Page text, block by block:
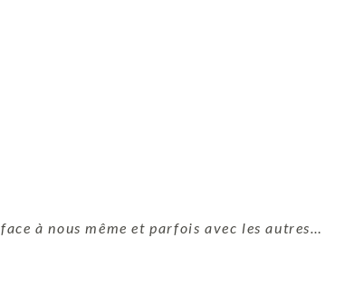
face à nous même et parfois avec les autres…